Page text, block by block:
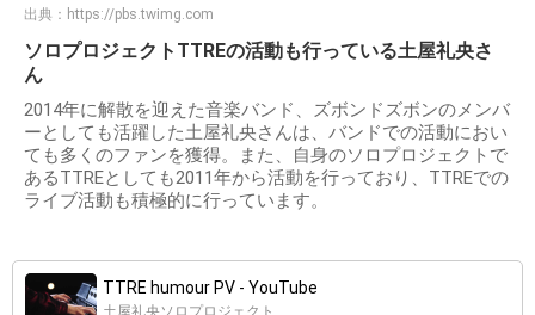
出典： https://pbs.twimg.com
ソロプロジェクトTTREの活動も行っている土屋礼央さ
ん
2014年に解散を迎えた音楽バンド、ズボンドズボンのメンバ
ーとしても活躍した土屋礼央さんは、バンドでの活動におい
ても多くのファンを獲得。また、自身のソロプロジェクトで
あるTTREとしても2011年から活動を行っており、TTREでの
ライブ活動も積極的に行っています。
TTRE humour PV - YouTube